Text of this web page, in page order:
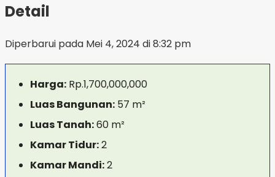
Detail
Diperbarui pada Mei 4, 2024 di 8:32 pm
Harga: Rp.1,700,000,000
Luas Bangunan: 57 m²
Luas Tanah:60 m²
Kamar Tidur:2
Kamar Mandi:2